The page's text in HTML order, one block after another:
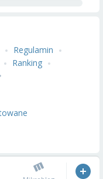
Regulamin
Ranking